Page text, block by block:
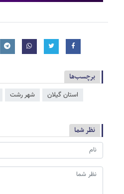
برچسب‌ها
استان گیلان شهر رشت
نظر شما